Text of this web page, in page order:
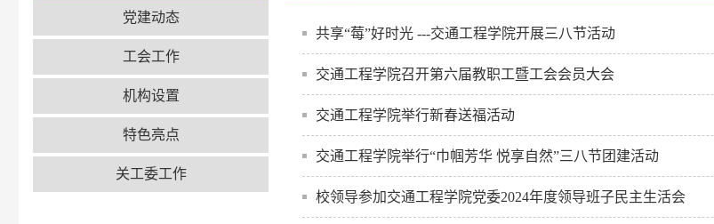
党建动态
工会工作
机构设置
特色亮点
关工委工作
共享“莓”好时光 ---交通工程学院开展三八节活动
交通工程学院召开第六届教职工暨工会会员大会
交通工程学院举行新春送福活动
交通工程学院举行“巾帼芳华 悦享自然”三八节团建活动
校领导参加交通工程学院党委2024年度领导班子民主生活会